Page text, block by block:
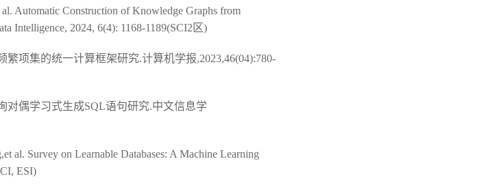
Automatic Construction of Knowledge Graphs from
Intelligence, 2024, 6(4): 1168-1189(SCI2区)
繁项集的统一计算框架研究.计算机学报,2023,46(04):780-
对偶学习式生成SQL语句研究.中文信息学
al. Survey on Learnable Databases: A Machine Learning
ESI)